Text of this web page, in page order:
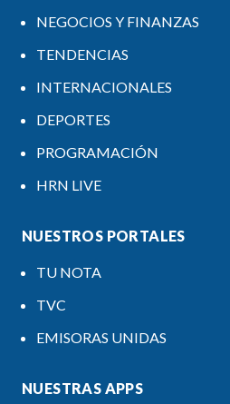
NEGOCIOS Y FINANZAS
TENDENCIAS
INTERNACIONALES
DEPORTES
PROGRAMACIÓN
HRN LIVE
NUESTROS PORTALES
TU NOTA
TVC
EMISORAS UNIDAS
NUESTRAS APPS